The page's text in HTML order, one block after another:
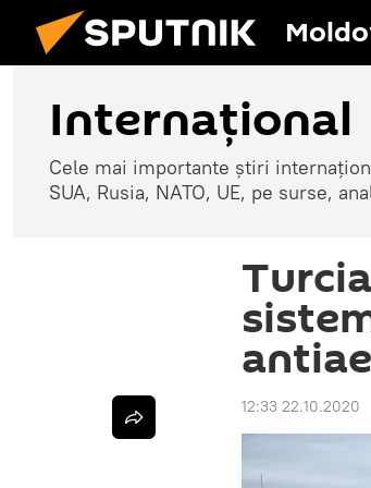
Internaţional
Cele mai importante știri
SUA, Rusia, NATO, UE, pe surse,
12:33 22.10.2020